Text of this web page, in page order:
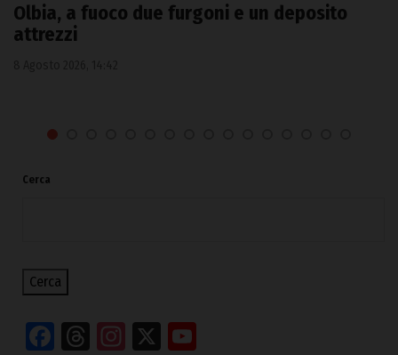
Olbia, a fuoco due furgoni e un deposito
attrezzi
Cerca
Cerca
Facebook
Threads
Instagram
X